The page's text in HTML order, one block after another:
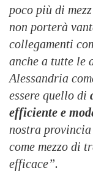
poco più di
non porterà
collegamenti
anche a tutte le
Alessandria
essere quello di
efficiente e
nostra
come mezzo di
efficace”.